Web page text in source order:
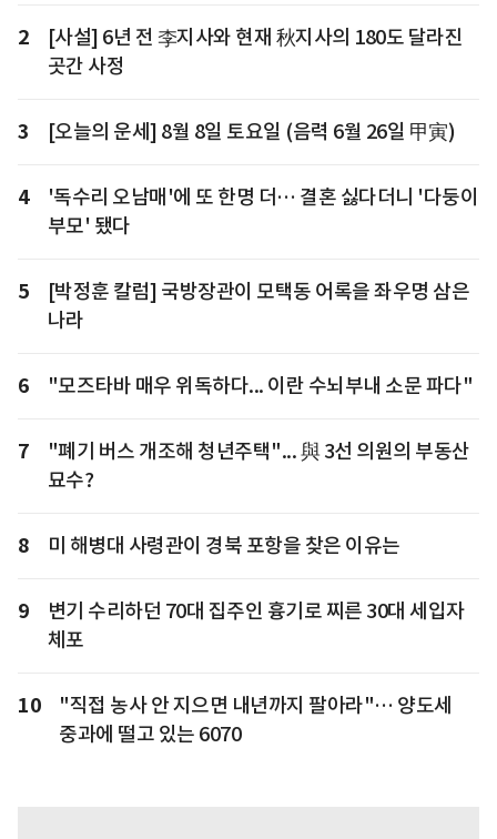
2
[사설] 6년 전 李지사와 현재 秋지사의 180도 달라진
곳간 사정
3 [오늘의 운세] 8월 8일 토요일 (음력 6월 26일 甲寅)
4
'독수리 오남매'에 또 한명 더… 결혼 싫다더니 '다둥이
부모' 됐다
5
[박정훈 칼럼] 국방장관이 모택동 어록을 좌우명 삼은
나라
6 "모즈타바 매우 위독하다... 이란 수뇌부내 소문 파다"
7
"폐기 버스 개조해 청년주택"... 與 3선 의원의 부동산
묘수?
8 미 해병대 사령관이 경북 포항을 찾은 이유는
9
변기 수리하던 70대 집주인 흉기로 찌른 30대 세입자
체포
10
"직접 농사 안 지으면 내년까지 팔아라"… 양도세
중과에 떨고 있는 6070